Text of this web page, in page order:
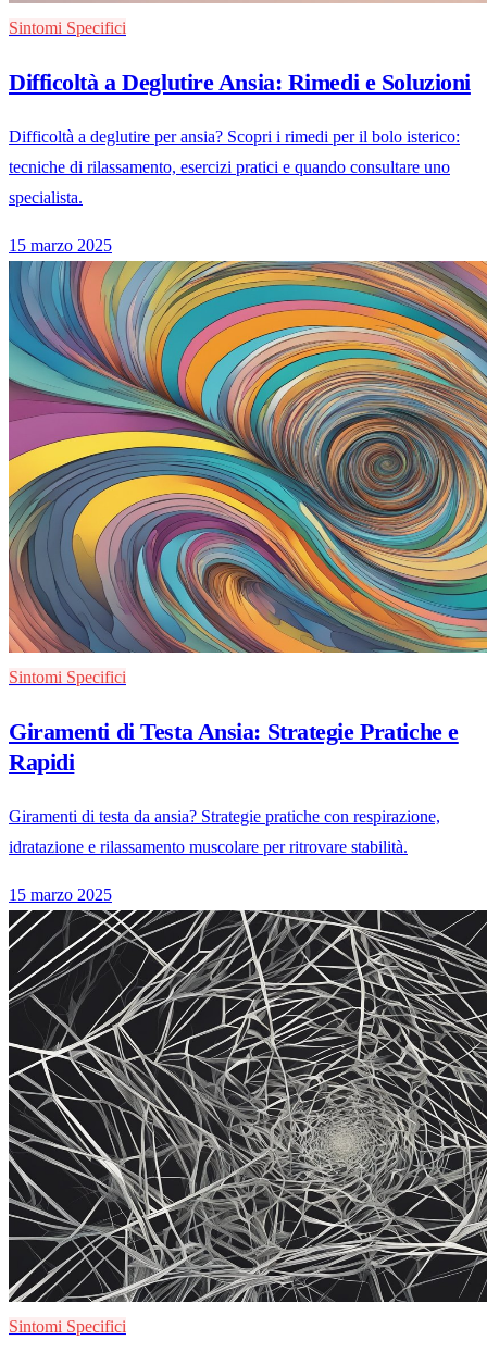
Sintomi Specifici
Difficoltà a Deglutire Ansia: Rimedi e Soluzioni
Difficoltà a deglutire per ansia? Scopri i rimedi per il bolo isterico:
tecniche di rilassamento, esercizi pratici e quando consultare uno
specialista.
15 marzo 2025
Sintomi Specifici
Giramenti di Testa Ansia: Strategie Pratiche e
Rapidi
Giramenti di testa da ansia? Strategie pratiche con respirazione,
idratazione e rilassamento muscolare per ritrovare stabilità.
15 marzo 2025
Sintomi Specifici